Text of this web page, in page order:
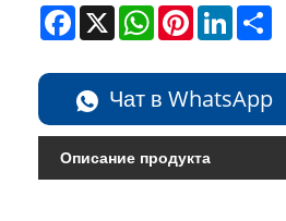
Facebook
X WhatsAppPinterestLinkedIn
Чат в WhatsApp
Описание продукта